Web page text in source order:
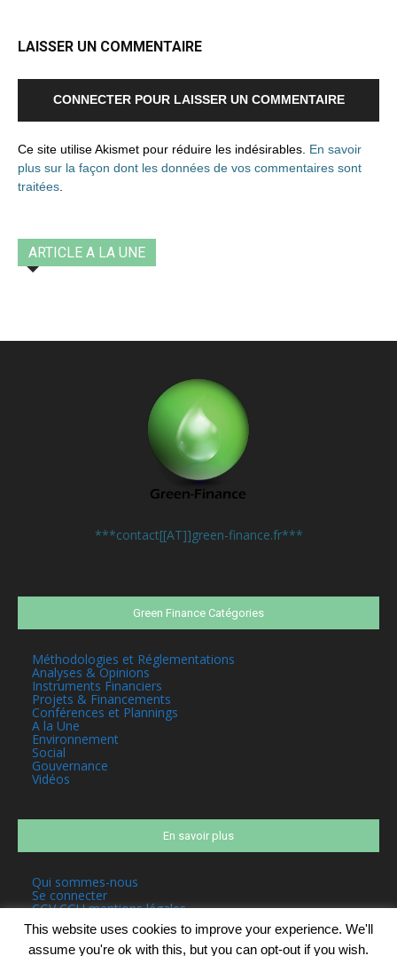
LAISSER UN COMMENTAIRE
CONNECTER POUR LAISSER UN COMMENTAIRE
Ce site utilise Akismet pour réduire les indésirables. En savoir
plus sur la façon dont les données de vos commentaires sont
traitées
ARTICLE A LA UNE
***contact[[AT]]green-finance.fr***
Green Finance Catégories
Méthodologies et Réglementations
Analyses & Opinions
Instruments Financiers
Projets & Financements
Conférences et Plannings
A la Une
Environnement
Social
Gouvernance
Vidéos
En savoir plus
Qui sommes-nous
Se connecter
CGV CGU mentions légales
This website uses cookies to improve your experience. We'll
assume you're ok with this, but you can opt-out if you wish.